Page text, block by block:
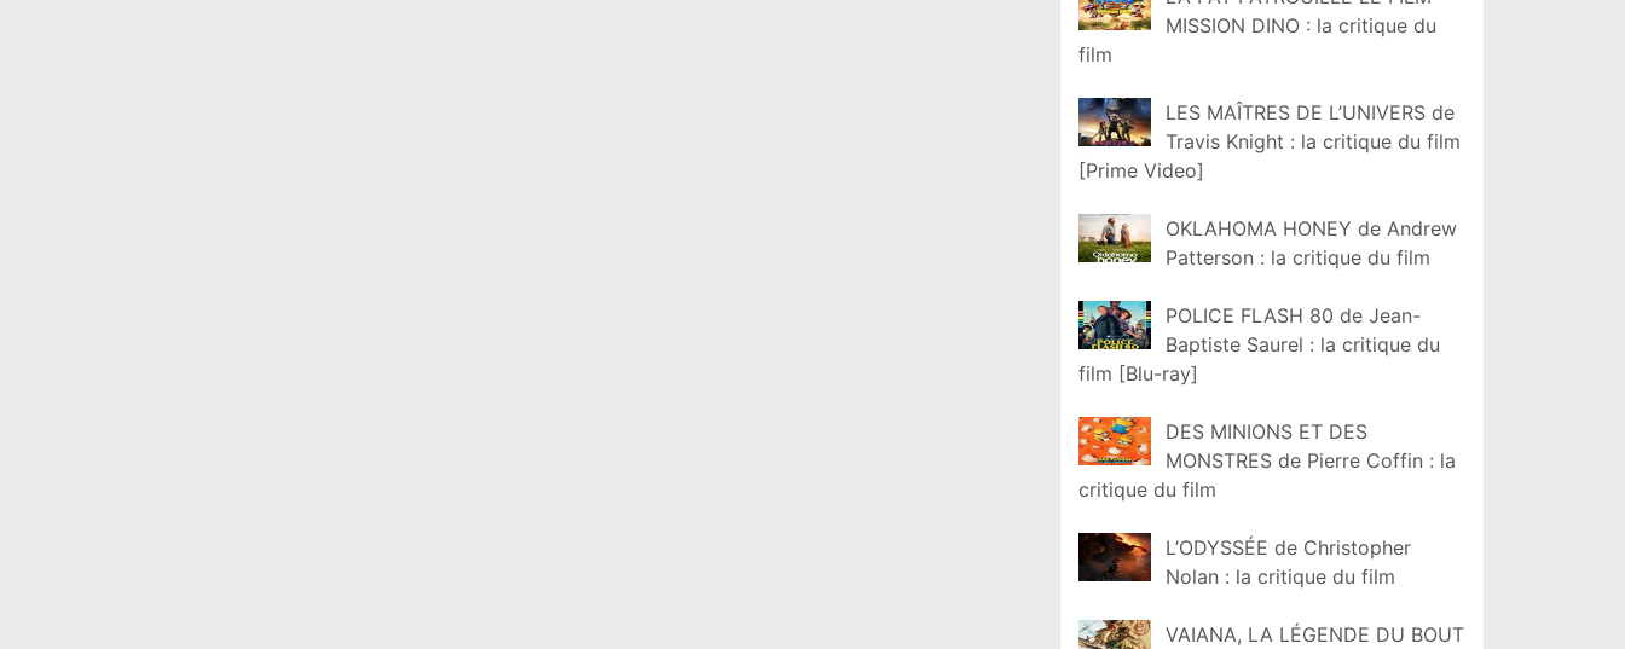
MISSION DINO : la critique du
film
LES MAÎTRES DE L’UNIVERS de
Travis Knight : la critique du film
[Prime Video]
OKLAHOMA HONEY de Andrew
Patterson : la critique du film
POLICE FLASH 80 de Jean-
Baptiste Saurel : la critique du
film [Blu-ray]
DES MINIONS ET DES
MONSTRES de Pierre Coffin : la
critique du film
L’ODYSSÉE de Christopher
Nolan : la critique du film
VAIANA, LA LÉGENDE DU BOUT